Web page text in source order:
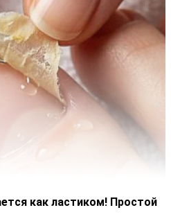
как ластиком! Простой